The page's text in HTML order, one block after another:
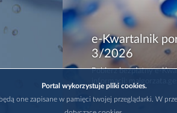
e-Kwartalnik
3/2026
Pobierz bezpłatny e-
informacji:
Portal wykorzystuje pliki cookies.
one zapisane w pamięci twojej przeglądarki. W